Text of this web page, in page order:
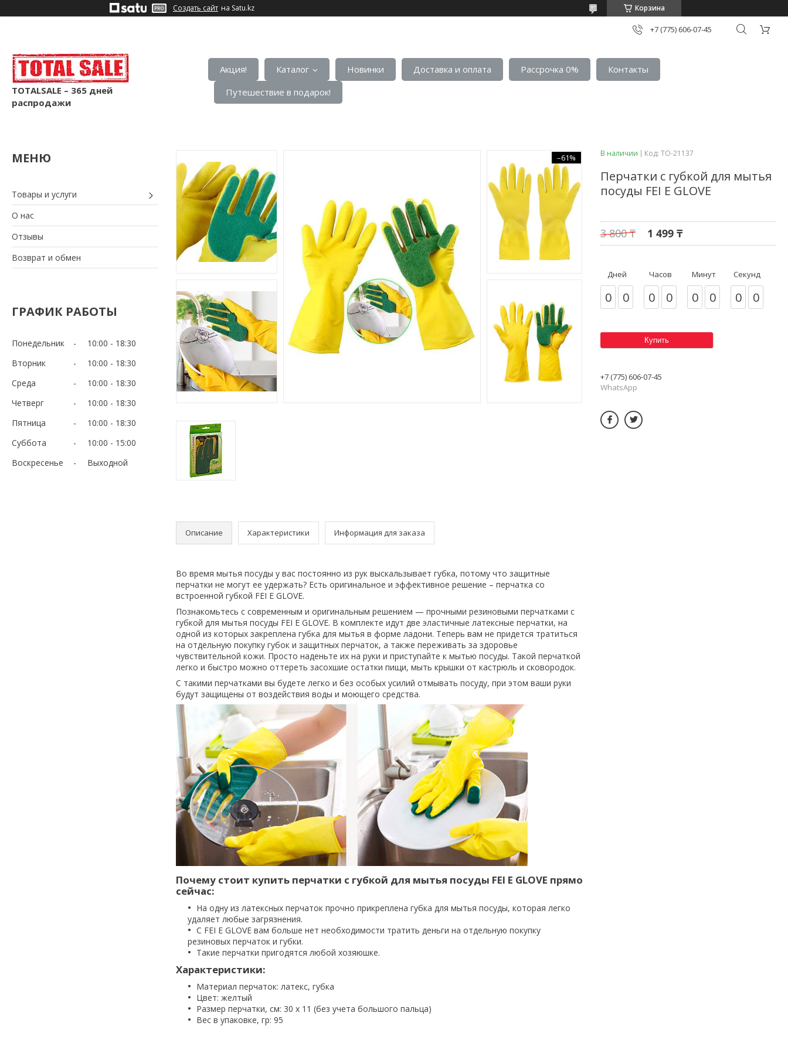
Создать сайт на Satu.kz Корзина
+7 (775) 606-07-45
TOTALSALE – 365 дней
распродажи
Акция! Каталог Новинки Доставка и оплата Рассрочка 0%
Контакты
Путешествие в подарок!
Товары и услуги
О нас
Отзывы
Возврат и обмен
ГРАФИК РАБОТЫ
Понедельник 10:00
18:30
Вторник
10:00
18:30
Среда
10:00
18:30
Четверг
10:00
18:30
Пятница
10:00
18:30
Суббота
10:00
15:00
Воскресенье
Выходной
–61%
Описание Характеристики Информация для заказа
Во время мытья посуды у вас постоянно из рук выскальзывает губка, потому что защитные
перчатки не могут ее удержать? Есть оригинальное и эффективное решение – перчатка со
встроенной губкой FEI E GLOVE.
Познакомьтесь с современным и оригинальным решением — прочными резиновыми перчатками с
губкой для мытья посуды FEI E GLOVE. В комплекте идут две эластичные латексные перчатки, на
одной из которых закреплена губка для мытья в форме ладони. Теперь вам не придется тратиться
на отдельную покупку губок и защитных перчаток, а также переживать за здоровье
чувствительной кожи. Просто наденьте их на руки и приступайте к мытью посуды. Такой перчаткой
легко и быстро можно оттереть засохшие остатки пищи, мыть крышки от кастрюль и сковородок.
С такими перчатками вы будете легко и без особых усилий отмывать посуду, при этом ваши руки
будут защищены от воздействия воды и моющего средства.
Почему стоит купить перчатки с губкой для мытья посуды FEI E GLOVE прямо
сейчас:
На одну из латексных перчаток прочно прикреплена губка для мытья посуды, которая легко
удаляет любые загрязнения.
С FEI E GLOVE вам больше нет необходимости тратить деньги на отдельную покупку
резиновых перчаток и губки.
Такие перчатки пригодятся любой хозяюшке.
Характеристики:
Материал перчаток: латекс, губка
Цвет: желтый
Размер перчатки, см: 30 х 11 (без учета большого пальца)
Вес в упаковке, гр: 95
В наличии Код: TO-21137
Перчатки с губкой для мытья
посуды FEI E GLOVE
3 800 ₸ 1 499 ₸
Дней
0 0
Часов
0 0
Минут
0 0
Секунд
0 0
Купить
+7 (775) 606-07-45
WhatsApp